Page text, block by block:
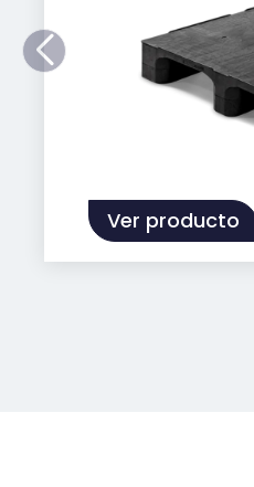
standaard
voorkomt
ook zonder
vlakke
6 robuuste
open dek:
ventilatie
heavy-duty
Ver producto